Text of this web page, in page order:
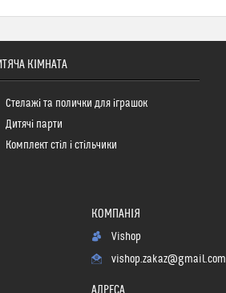
КІМНАТА
Стелажі та полички для іграшок
Дитячі парти
Комплект стіл і стільчики
Vishop
vishop.zakaz@gmail.com